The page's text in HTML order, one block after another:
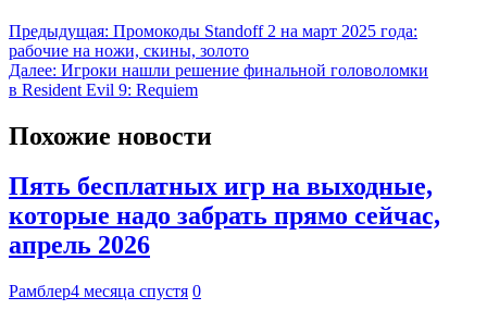
Предыдущая: Промокоды Standoff 2 на март 2025 года:
рабочие на ножи, скины, золото
Далее: Игроки нашли решение финальной головоломки
в Resident Evil 9: Requiem
Похожие новости
Пять бесплатных игр на выходные,
которые надо забрать прямо сейчас,
апрель 2026
Рамблер4 месяца спустя 0